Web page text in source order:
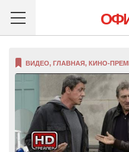
ВИДЕО, ГЛАВНАЯ, КИНО-